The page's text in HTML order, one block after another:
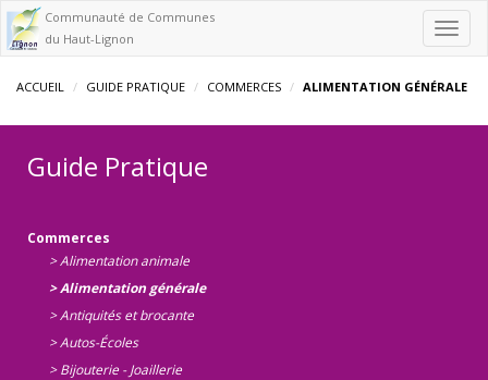
Communauté de Communes
du Haut-Lignon
ACCUEIL GUIDE PRATIQUE COMMERCES ALIMENTATION GÉNÉRALE
Guide Pratique
Commerces
> Alimentation animale
> Alimentation générale
> Antiquités et brocante
> Autos-Écoles
> Bijouterie - Joaillerie